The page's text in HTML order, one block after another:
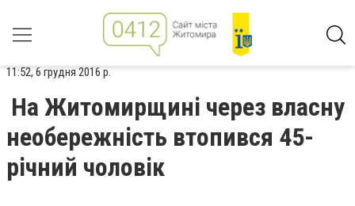
11:52, 6 грудня 2016 р.
На Житомирщині через власну
необережність втопився 45-
річний чоловік